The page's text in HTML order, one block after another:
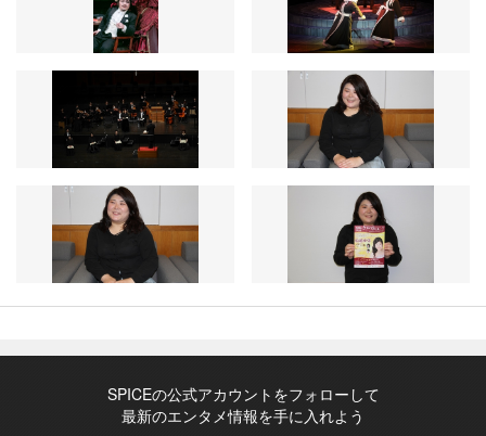
SPICEの公式アカウントをフォローして
最新のエンタメ情報を手に入れよう